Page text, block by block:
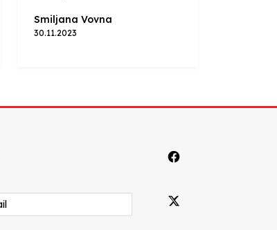
Smiljana Vovna
30.11.2023